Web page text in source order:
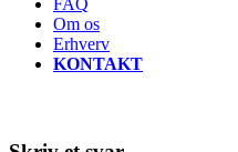
FAQ
Om os
Erhverv
KONTAKT